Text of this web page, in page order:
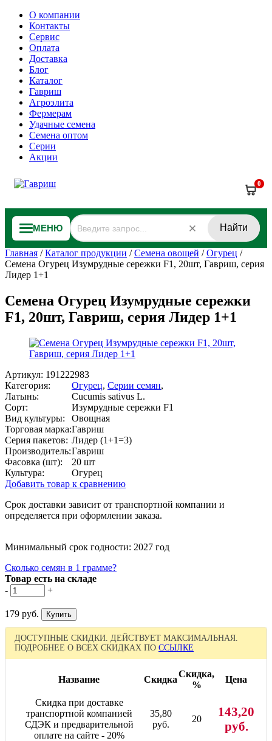
О компании
Контакты
Сервис
Оплата
Доставка
Блог
Каталог
Гавриш
Агроэлита
Фермерам
Удачные семена
Семена оптом
Серии
Акции
0
МЕНЮ Найти
Главная /Каталог продукции /Семена овощей /Огурец /
Семена Огурец Изумрудные сережки F1, 20шт, Гавриш, серия
Лидер 1+1
Семена Огурец Изумрудные сережки
F1, 20шт, Гавриш, серия Лидер 1+1
Артикул: 191222983
Категория:
Огурец, Серии семян,
Латынь:
Cucumis sativus L.
Сорт:
Изумрудные сережки F1
Вид культуры:
Овощная
Торговая марка:Гавриш
Серия пакетов: Лидер (1+1=3)
Производитель:Гавриш
Фасовка (шт):
20 шт
Культура:
Огурец
Добавить товар к сравнению
Срок доставки зависит от транспортной компании и
определяется при оформлении заказа.
Минимальный срок годности: 2027 год
Сколько семян в 1 грамме?
Товар есть на складе
-
+
179 руб.
ДОСТУПНЫЕ СКИДКИ. ДЕЙСТВУЕТ МАКСИМАЛЬНАЯ.
ПОДРОБНЕЕ О ВСЕХ СКИДКАХ ПО ССЫЛКЕ
Название Скидка
Скидка,
%
Цена
Скидка при доставке
транспортной компанией
СДЭК и предварительной
оплате на сайте - 20%
35,80
руб.
20
143,20
руб.